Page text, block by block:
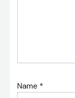
Name *